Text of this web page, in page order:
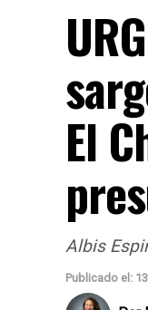
El
Albis
Publicado el: